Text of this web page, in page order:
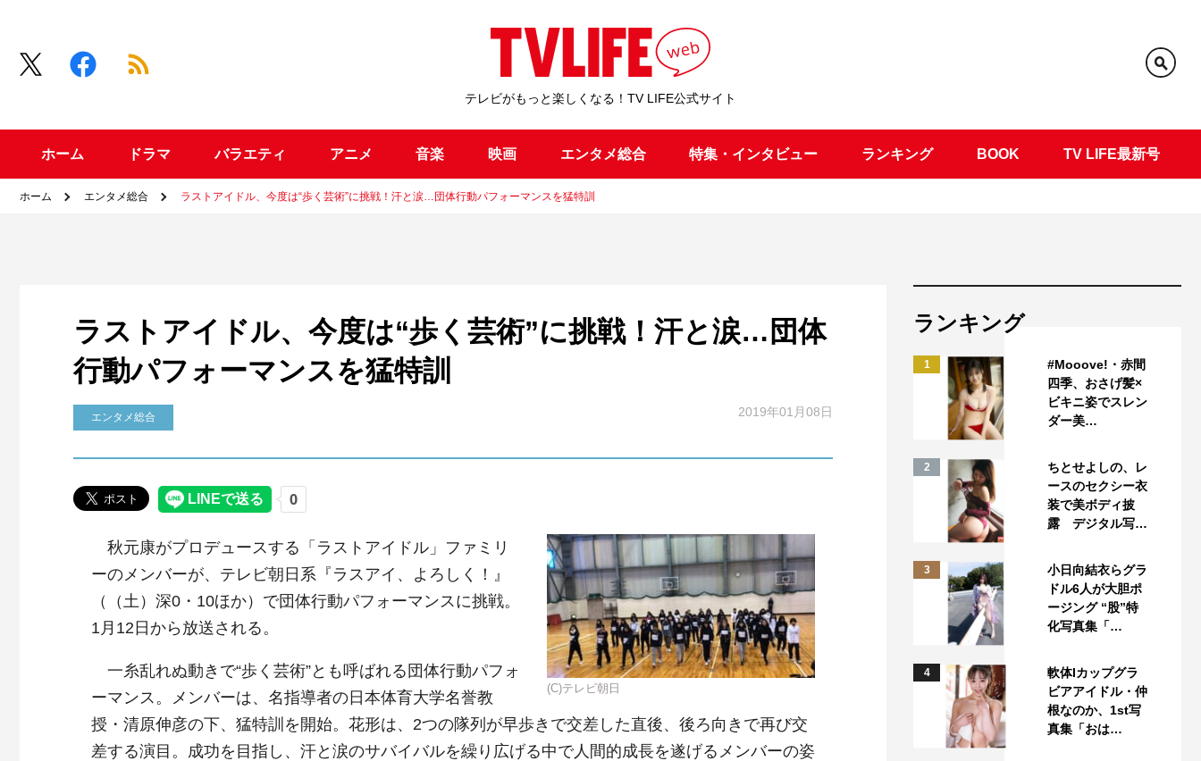
テレビがもっと楽しくなる！TV LIFE公式サイト
ホーム ドラマ バラエティ アニメ 音楽 映画 エンタメ総合 特集・インタビュー ランキング BOOK TV LIFE最新号
ホーム エンタメ総合 ラストアイドル、今度は“歩く芸術”に挑戦！汗と涙…団体行動パフォーマンスを猛特訓
ラストアイドル、今度は“歩く芸術”に挑戦！汗と涙…団体
行動パフォーマンスを猛特訓
エンタメ総合 2019年01月08日
(C)テレビ朝日
秋元康がプロデュースする「ラストアイドル」ファミリ
ーのメンバーが、テレビ朝日系『ラスアイ、よろしく！』
（（土）深0・10ほか）で団体行動パフォーマンスに挑戦。
1月12日から放送される。
一糸乱れぬ動きで“歩く芸術”とも呼ばれる団体行動パフォ
ーマンス。メンバーは、名指導者の日本体育大学名誉教
授・清原伸彦の下、猛特訓を開始。花形は、2つの隊列が早歩きで交差した直後、後ろ向きで再び交
差する演目。成功を目指し、汗と涙のサバイバルを繰り広げる中で人間的成長を遂げるメンバーの姿
ランキング
1
#Mooove!・赤間
四季、おさげ髪×
ビキニ姿でスレン
ダー美…
2
ちとせよしの、レ
ースのセクシー衣
装で美ボディ披
露 デジタル写…
3
小日向結衣らグラ
ドル6人が大胆ポ
ージング “股”特
化写真集「…
4
軟体Iカップグラ
ビアアイドル・仲
根なのか、1st写
真集「おは…